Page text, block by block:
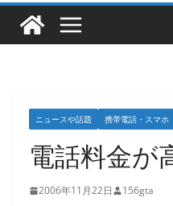
ニュースや話題 携帯電話・スマホ
電話料金が
2006年11月22日 156gta